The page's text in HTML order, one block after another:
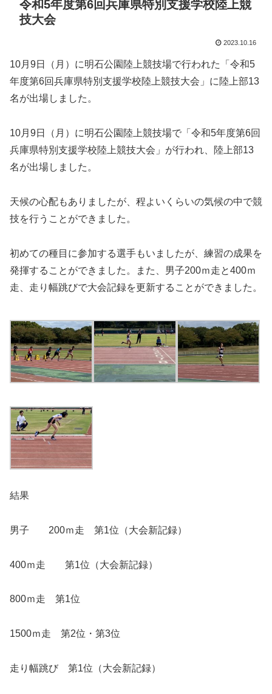
令和5年度第6回兵庫県特別支援学校陸上競
技大会
2023.10.16
10月9日（月）に明石公園陸上競技場で行われた「令和5
年度第6回兵庫県特別支援学校陸上競技大会」に陸上部13
名が出場しました。
10月9日（月）に明石公園陸上競技場で「令和5年度第6回
兵庫県特別支援学校陸上競技大会」が行われ、陸上部13
名が出場しました。
天候の心配もありましたが、程よいくらいの気候の中で競
技を行うことができました。
初めての種目に参加する選手もいましたが、練習の成果を
発揮することができました。また、男子200ｍ走と400ｍ
走、走り幅跳びで大会記録を更新することができました。
結果
男子 200ｍ走 第1位（大会新記録）
400ｍ走 第1位（大会新記録）
800ｍ走 第1位
1500ｍ走 第2位・第3位
走り幅跳び 第1位（大会新記録）